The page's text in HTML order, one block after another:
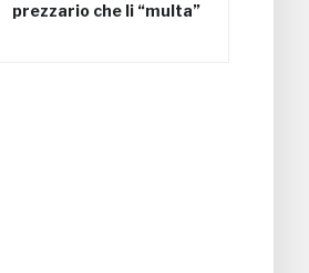
prezzario che li “multa”